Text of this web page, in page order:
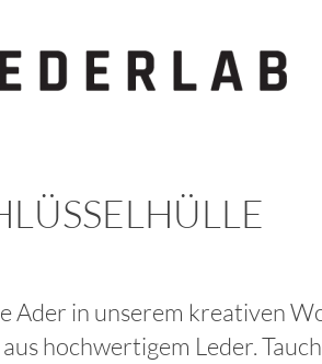
Ader in unserem kreativen
hochwertigem Leder.